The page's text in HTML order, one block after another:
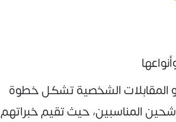
المقابلات الشخصية تشكل خطوة
المناسبين، حيث تقيم خبراتهم